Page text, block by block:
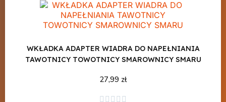
WKŁADKA ADAPTER WIADRA DO NAPEŁNIANIA
TAWOTNICY TOWOTNICY SMAROWNICY SMARU
27,99 zł
    
Dodaj do koszyka